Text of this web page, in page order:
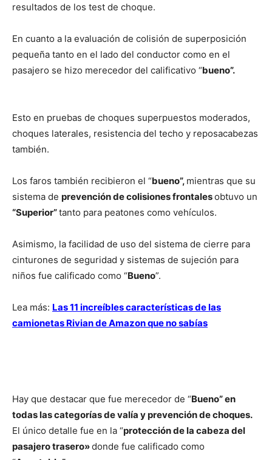
resultados de los test de choque.
En cuanto a la evaluación de colisión de superposición
pequeña tanto en el lado del conductor como en el
pasajero se hizo merecedor del calificativo “bueno”.
Esto en pruebas de choques superpuestos moderados,
choques laterales, resistencia del techo y reposacabezas
también.
Los faros también recibieron el “bueno”, mientras que su
sistema de prevención de colisiones frontalesobtuvo un
“Superior”tanto para peatones como vehículos.
Asimismo, la facilidad de uso del sistema de cierre para
cinturones de seguridad y sistemas de sujeción para
niños fue calificado como “Bueno”.
Lea más: Las 11 increíbles características de las
camionetas Rivian de Amazon que no sabías
Hay que destacar que fue merecedor de “Bueno” en
todas las categorías de valía y prevención de choques.
El único detalle fue en la “protección de la cabeza del
pasajero trasero»donde fue calificado como